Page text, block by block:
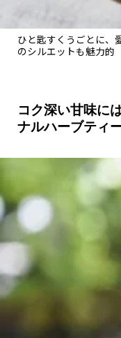
ひと匙すくうごとに、
のシルエットも魅力的
コク深い甘味に
ナルハーブティ